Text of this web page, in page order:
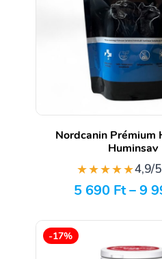
Nordcanin Prémium
Huminsav
★★★★★4,9/5
5 690 Ft–9
-17%